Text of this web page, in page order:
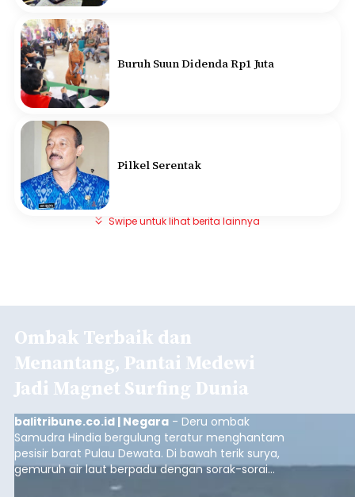
Buruh Suun Didenda Rp1 Juta
Pilkel Serentak
Swipe untuk lihat berita lainnya
Ombak Terbaik dan
Menantang, Pantai Medewi
Jadi Magnet Surfing Dunia
balitribune.co.id | Negara - Deru ombak
Samudra Hindia bergulung teratur menghantam
pesisir barat Pulau Dewata. Di bawah terik surya,
gemuruh air laut berpadu dengan sorak-sorai
penonton yang memadati Pantai Medewi,